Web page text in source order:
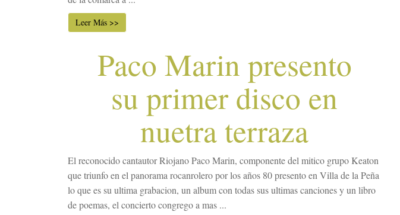
Leer Más >>
Paco Marin presento
su primer disco en
nuetra terraza
El reconocido cantautor Riojano Paco Marin, componente del mitico grupo Keaton
que triunfo en el panorama rocanrolero por los años 80 presento en Villa de la Peña
lo que es su ultima grabacion, un album con todas sus ultimas canciones y un libro
de poemas, el concierto congrego a mas ...